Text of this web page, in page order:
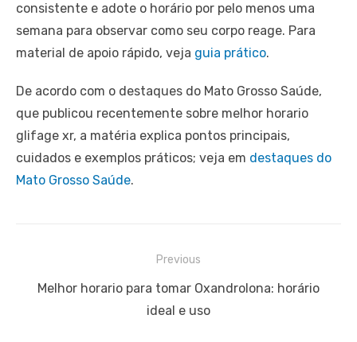
consistente e adote o horário por pelo menos uma
semana para observar como seu corpo reage. Para
material de apoio rápido, veja guia prático.
De acordo com o destaques do Mato Grosso Saúde,
que publicou recentemente sobre melhor horario
glifage xr, a matéria explica pontos principais,
cuidados e exemplos práticos; veja em destaques do
Mato Grosso Saúde.
Previous
Previous
Melhor horario para tomar Oxandrolona: horário
ideal e uso